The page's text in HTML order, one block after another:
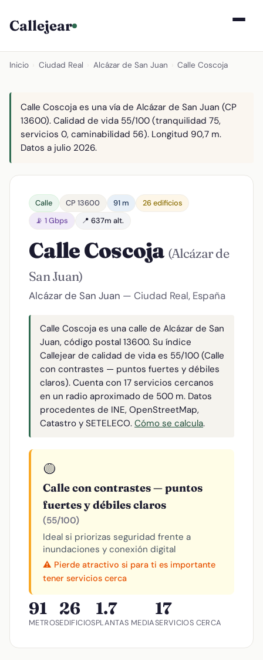
Callejear
Inicio Ciudad Real Alcázar de San Juan Calle Coscoja
Calle Coscoja es una vía de Alcázar de San Juan (CP
13600). Calidad de vida 55/100 (tranquilidad 75,
servicios 0, caminabilidad 56). Longitud 90,7 m.
Datos a julio 2026.
Calle CP 13600 91 m
26 edificios
📡 1 Gbps
📍 637m alt.
Calle Coscoja (Alcázar de
San Juan)
Alcázar de San Juan — Ciudad Real, España
Calle Coscoja es una calle de Alcázar de San
Juan, código postal 13600. Su índice
Callejear de calidad de vida es 55/100 (Calle
con contrastes — puntos fuertes y débiles
claros). Cuenta con 17 servicios cercanos
en un radio aproximado de 500 m. Datos
procedentes de INE, OpenStreetMap,
Catastro y SETELECO. Cómo se calcula.
🟡
Calle con contrastes — puntos
fuertes y débiles claros
(55/100)
Ideal si priorizas seguridad frente a
inundaciones y conexión digital
⚠️ Pierde atractivo si para ti es importante
tener servicios cerca
91
METROS
26
EDIFICIOS
1.7
PLANTAS MEDIA
17
SERVICIOS CERCA